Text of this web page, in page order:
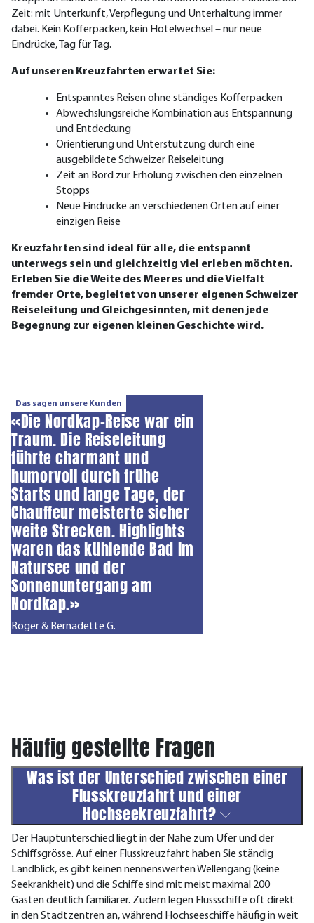
Zeit: mit Unterkunft, Verpflegung und Unterhaltung immer
dabei. Kein Kofferpacken, kein Hotelwechsel – nur neue
Eindrücke, Tag für Tag.
Auf unseren Kreuzfahrten erwartet Sie:
Entspanntes Reisen ohne ständiges Kofferpacken
Abwechslungsreiche Kombination aus Entspannung
und Entdeckung
Orientierung und Unterstützung durch eine
ausgebildete Schweizer Reiseleitung
Zeit an Bord zur Erholung zwischen den einzelnen
Stopps
Neue Eindrücke an verschiedenen Orten auf einer
einzigen Reise
Kreuzfahrten sind ideal für alle, die entspannt
unterwegs sein und gleichzeitig viel erleben möchten.
Erleben Sie die Weite des Meeres und die Vielfalt
fremder Orte, begleitet von unserer eigenen Schweizer
Reiseleitung und Gleichgesinnten, mit denen jede
Begegnung zur eigenen kleinen Geschichte wird.
Das sagen unsere Kunden
«Die Nordkap-Reise war ein
Traum. Die Reiseleitung
führte charmant und
humorvoll durch frühe
Starts und lange Tage, der
Chauffeur meisterte sicher
weite Strecken. Highlights
waren das kühlende Bad im
Natursee und der
Sonnenuntergang am
Nordkap.»
Roger & Bernadette G.
Häufig gestellte Fragen
Was ist der Unterschied zwischen einer
Flusskreuzfahrt und einer
Hochseekreuzfahrt?
Der Hauptunterschied liegt in der Nähe zum Ufer und der
Schiffsgrösse. Auf einer Flusskreuzfahrt haben Sie ständig
Landblick, es gibt keinen nennenswerten Wellengang (keine
Seekrankheit) und die Schiffe sind mit meist maximal 200
Gästen deutlich familiärer. Zudem legen Flussschiffe oft direkt
in den Stadtzentren an, während Hochseeschiffe häufig in weit